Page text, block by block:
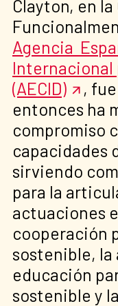
Clayton, en la
Agencia
Internacional
(AECID)
,
entonces ha
compromiso
capacidades
sirviendo
para la
actuaciones
cooperación
sostenible, la
educación
sostenible y